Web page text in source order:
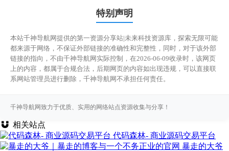
特别声明
本站千神导航网提供的第一资源分享站|未来科技资源库，探索无限可能
都来源于网络，不保证外部链接的准确性和完整性，同时，对于该外部
链接的指向，不由千神导航网实际控制，在2026-06-09收录时，该网页
上的内容，都属于合规合法，后期网页的内容如出现违规，可以直接联
系网站管理员进行删除，千神导航网不承担任何责任。
千神导航网致力于优质、实用的网络站点资源收集与分享！
相关站点
代码森林- 商业源码交易平台
暴走的大爷